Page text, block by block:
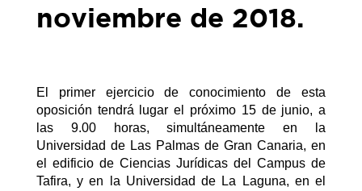
noviembre de 2018.
El primer ejercicio de conocimiento de esta
oposición tendrá lugar el próximo 15 de junio, a
las 9.00 horas, simultáneamente en la
Universidad de Las Palmas de Gran Canaria, en
el edificio de Ciencias Jurídicas del Campus de
Tafira, y en la Universidad de La Laguna, en el